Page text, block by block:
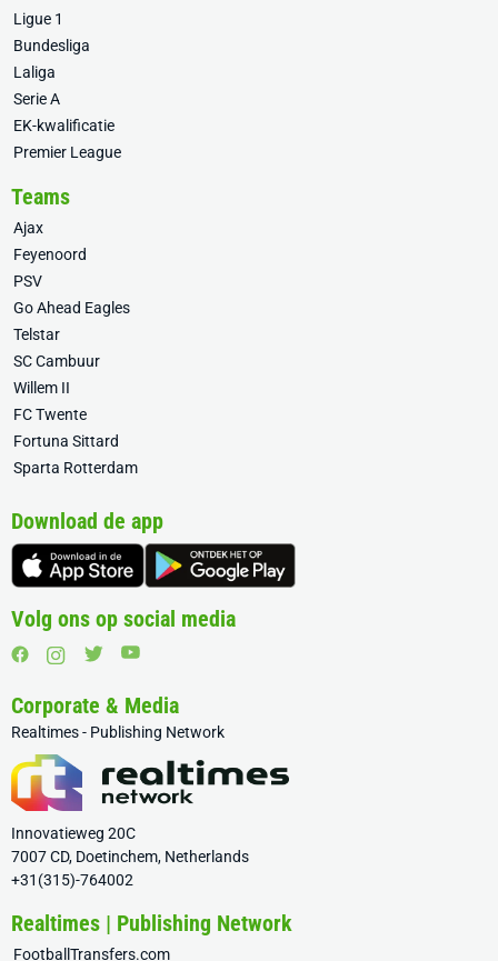
Ligue 1
Bundesliga
Laliga
Serie A
EK-kwalificatie
Premier League
Teams
Ajax
Feyenoord
PSV
Go Ahead Eagles
Telstar
SC Cambuur
Willem II
FC Twente
Fortuna Sittard
Sparta Rotterdam
Download de app
Volg ons op social media
Corporate & Media
Realtimes - Publishing Network
Innovatieweg 20C
7007 CD, Doetinchem, Netherlands
+31(315)-764002
Realtimes | Publishing Network
FootballTransfers.com